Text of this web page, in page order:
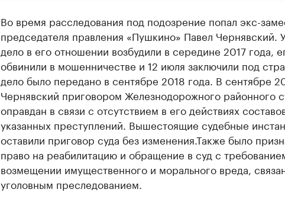
Во время расследования под подозрение попал экс-
председателя правления «Пушкино» Павел Чернявский.
дело в его отношении возбудили в середине 2017 года,
обвинили в мошенничестве и 12 июля заключили под
дело было передано в сентябре 2018 года. В сентябре
Чернявский приговором Железнодорожного районного
оправдан в связи с отсутствием в его действиях
указанных преступлений. Вышестоящие судебные
оставили приговор суда без изменения.Также было
право на реабилитацию и обращение в суд с
возмещении имущественного и морального вреда,
уголовным преследованием.